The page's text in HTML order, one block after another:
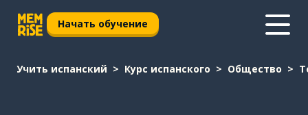
Начать обучение
Учить испанский Курс испанского Общество